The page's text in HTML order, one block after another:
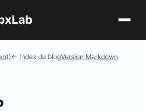
xLab
← Index du blogVersion Markdown